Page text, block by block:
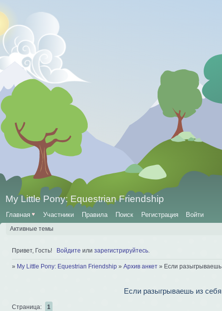
My Little Pony: Equestrian Friendship
Главная ♥ Участники Правила Поиск Регистрация Войти
Активные темы
Привет, Гость! Войдите или зарегистрируйтесь
» My Little Pony: Equestrian Friendship » Архив анкет » Если разыгрываешь
Если разыгрываешь из
Страница: 1